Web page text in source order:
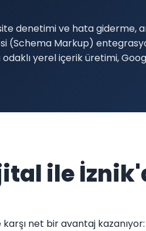
denetimi ve hata
(Schema Markup)
odaklı yerel içerik üretimi,
ile
net bir avantaj